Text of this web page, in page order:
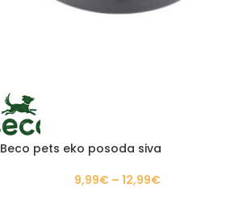
Beco pets eko posoda siva
9,99€ – 12,99€